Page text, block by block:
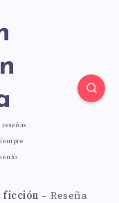
ficción – Reseña